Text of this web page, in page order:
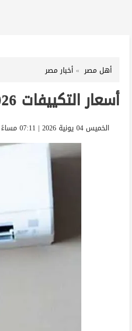
أهل مصر أخبار مصر
أسعار التكييفات 2026 في مصر.. أفضل الأنواع قبل ذروة الصيف
الخميس 04 يونية 2026 | 07:11 مساءً